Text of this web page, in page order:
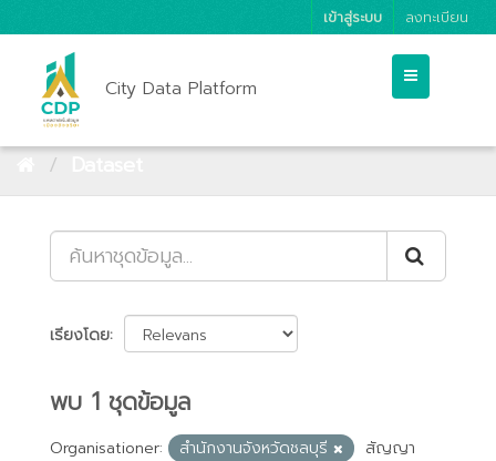
เข้าสู่ระบบ ลงทะเบียน
City Data Platform
เรียงโดย
พบ 1 ชุดข้อมูล
Organisationer: สำนักงานจังหวัดชลบุรี
สัญญา